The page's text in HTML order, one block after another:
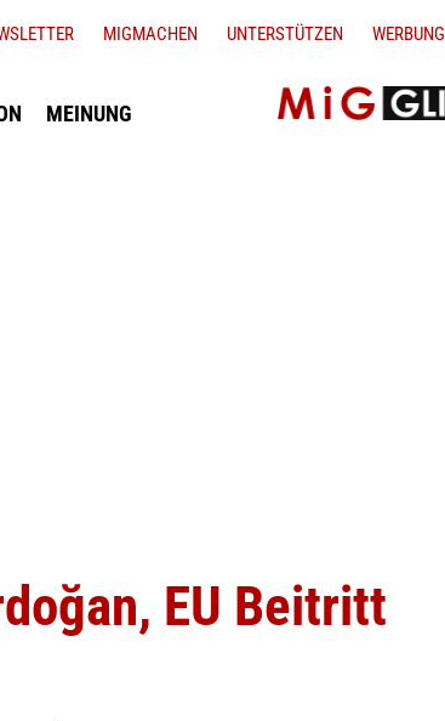
MEINUNG
MIGMACHEN UNTERSTÜTZEN WERBUNG
EU Beitritt